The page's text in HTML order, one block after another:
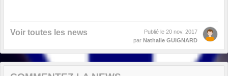
Voir toutes les news Publié le 20 nov. 2017
par Nathalie GUIGNARD